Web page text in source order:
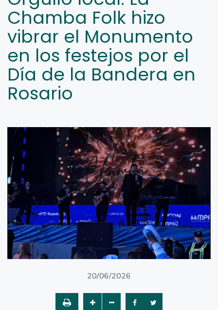
Chamba Folk hizo
vibrar el Monumento
en los festejos por el
Día de la Bandera en
Rosario
20/06/2026